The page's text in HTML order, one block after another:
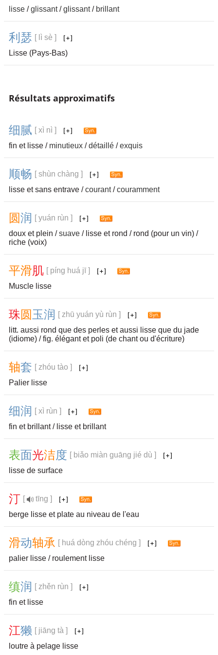
lisse /glissant/glissant/ brillant
利 瑟 [ lì sè ]
Lisse (Pays-Bas)
Résultats approximatifs
细 腻 [ xì nì ]
fin et lisse / minutieux /détaillé /exquis
顺畅 [ shùn chàng ]
lisse et sans entrave /courant/couramment
圆 润
[ yuán rùn ]
doux et plein /suave / lisse et rond / rond (pour un vin) /
riche (voix)
平滑肌 [ píng huá jī ]
Muscle lisse
珠 圆 玉润
[ zhū yuán yù rùn ]
litt. aussi rond que des perles et aussi lisse que du jade
(idiome) / fig. élégant et poli (de chant ou d'écriture)
轴套 [ zhóu tào ]
Palier lisse
细润
[ xì rùn ]
fin et brillant / lisse et brillant
表面光洁度 [ biǎo miàn guāng jié dù ]
lisse de surface
汀 [
tīng ]
berge lisse et plate au niveau de l'eau
滑动轴承 [ huá dòng zhóu chéng ]
palier lisse / roulement lisse
缜润 [ zhěn rùn ]
fin et lisse
江獭 [ jiāng tà ]
loutre à pelage lisse